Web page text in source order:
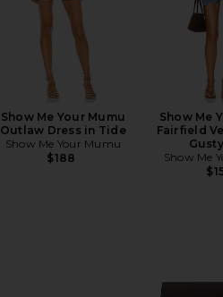
Show Me Your Mumu
Outlaw Dress in Tide
Show Me Your Mumu
$188
Show Me
Fairfield
Show Me